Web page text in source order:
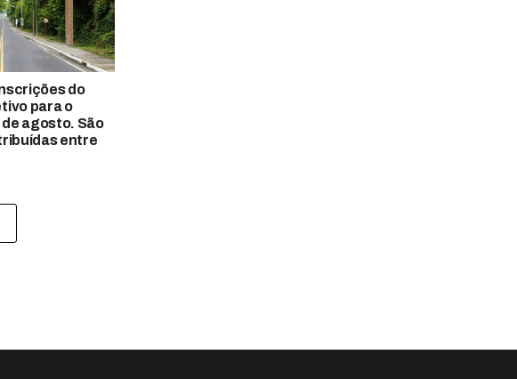
do
para o
agosto. São
entre